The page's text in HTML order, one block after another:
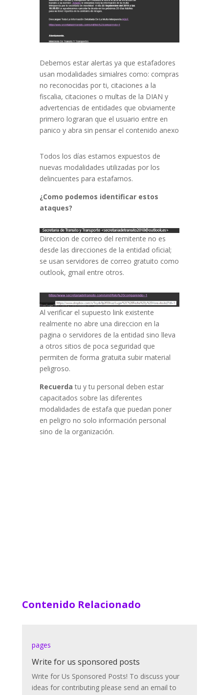
Debemos estar alertas ya que estafadores
usan modalidades simialres como: compras
no reconocidas por ti, citaciones a la
fiscalia, citaciones o multas de la DIAN y
advertencias de entidades que obviamente
primero lograran que el usuario entre en
panico y abra sin pensar el contenido anexo
Todos los días estamos expuestos de
nuevas modalidades utilizadas por los
delincuentes para estafarnos.
¿Como podemos identificar estos
ataques?
Direccion de correo del remitente no es
desde las direcciones de la entidad oficial;
se usan servidores de correo gratuito como
outlook, gmail entre otros.
Al verificar el supuesto link existente
realmente no abre una direccion en la
pagina o servidores de la entidad sino lleva
a otros sitios de poca seguridad que
permiten de forma gratuita subir material
peligroso.
Recuerda tu y tu personal deben estar
capacitados sobre las diferentes
modalidades de estafa que puedan poner
en peligro no solo información personal
sino de la organización.
Contenido Relacionado
pages
Write for us sponsored posts
Write for Us Sponsored Posts! To discuss your
ideas for contributing please send an email to